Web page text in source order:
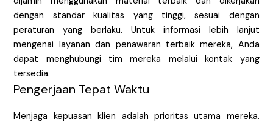
dengan standar kualitas yang tinggi, sesuai dengan
peraturan yang berlaku. Untuk informasi lebih lanjut
mengenai layanan dan penawaran terbaik mereka, Anda
dapat menghubungi tim mereka melalui kontak yang
tersedia.
Pengerjaan Tepat Waktu
Menjaga kepuasan klien adalah prioritas utama mereka.